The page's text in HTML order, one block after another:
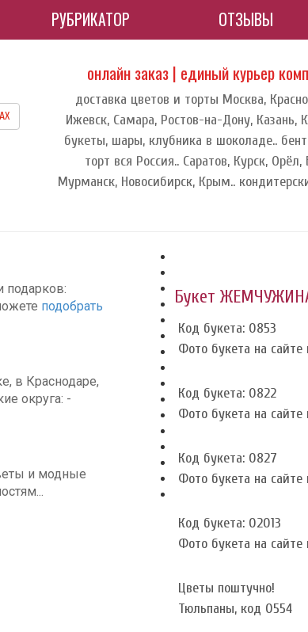
РУБРИКАТОР ОТЗЫВЫ
онлайн заказ | единый курьер
доставка цветов и торты Москва,
Ижевск, Самара, Ростов-на-Дону, Казань,
букеты, шары, клубника в шоколаде..
торт вся Россия.. Саратов, Курск,
Мурманск, Новосибирск, Крым..
подарков:
подобрать
в Краснодаре,
округа: -
и модные
Букет
Код букета: 0853
Фото букета на
Код букета: 0822
Фото букета на
Код букета: 0827
Фото букета на
Код букета: 02013
Фото букета на
Цветы поштучно!
Тюльпаны, код 0554